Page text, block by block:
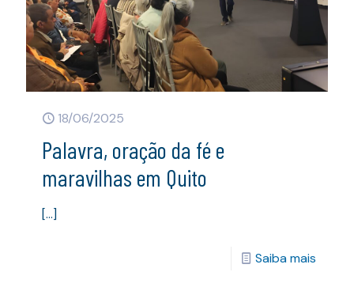
18/06/2025
Palavra, oração da fé e
maravilhas em Quito
[…]
Saiba mais